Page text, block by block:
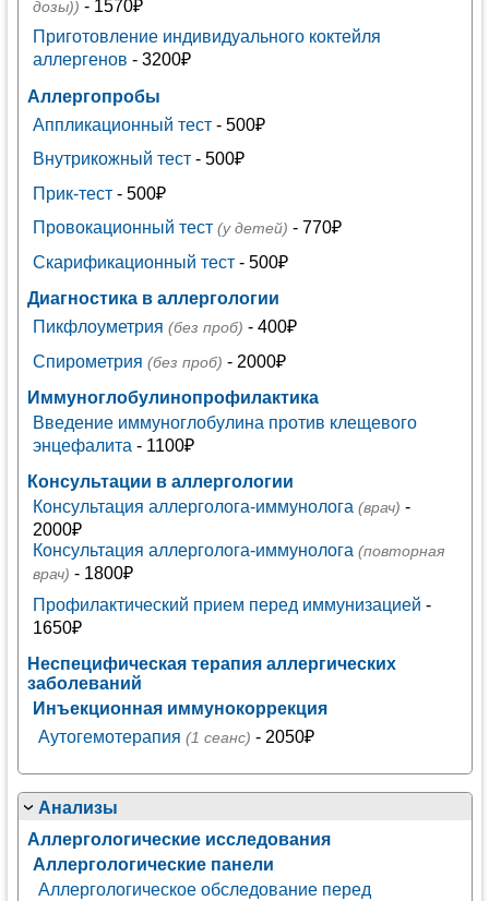
дозы)) - 1570₽
Приготовление индивидуального коктейля
аллергенов - 3200₽
Аллергопробы
Аппликационный тест - 500₽
Внутрикожный тест - 500₽
Прик-тест - 500₽
Провокационный тест (у детей) - 770₽
Скарификационный тест - 500₽
Диагностика в аллергологии
Пикфлоуметрия (без проб) - 400₽
Спирометрия (без проб) - 2000₽
Иммуноглобулинопрофилактика
Введение иммуноглобулина против клещевого
энцефалита - 1100₽
Консультации в аллергологии
Консультация аллерголога-иммунолога (врач) -
2000₽
Консультация аллерголога-иммунолога (повторная
врач) - 1800₽
Профилактический прием перед иммунизацией -
1650₽
Неспецифическая терапия аллергических
заболеваний
Инъекционная иммунокоррекция
Аутогемотерапия (1 сеанс) - 2050₽
Анализы
Аллергологические исследования
Аллергологические панели
Аллергологическое обследование перед